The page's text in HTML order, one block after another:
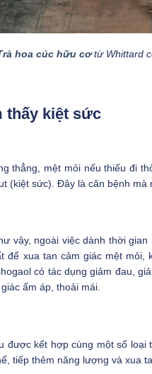
hoa cúc hữu cơtừ Whittard
thấy kiệt sức
thẳng, mệt mỏi nếu thiếu đi
(kiệt sức). Đây là căn bệnh mà
vậy, ngoài việc dành thời
để xua tan cảm giác mệt
có tác dụng giảm đau,
ấm áp, thoải mái.
được kết hợp cùng một số loại
tiếp thêm năng lượng và xua